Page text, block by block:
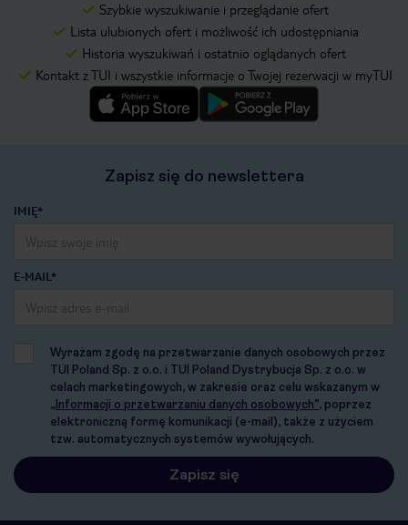
Szybkie wyszukiwanie i przeglądanie ofert
Lista ulubionych ofert i możliwość ich udostępniania
Historia wyszukiwań i ostatnio oglądanych ofert
Kontakt z TUI i wszystkie informacje o Twojej rezerwacji w myTUI
Zapisz się do newslettera
IMIĘ*
E-MAIL*
Wyrażam zgodę na przetwarzanie danych osobowych przez
TUI Poland Sp. z o.o. i TUI Poland Dystrybucja Sp. z o.o. w
celach marketingowych, w zakresie oraz celu wskazanym w
„Informacji o przetwarzaniu danych osobowych”, poprzez
elektroniczną formę komunikacji (e-mail), także z użyciem
tzw. automatycznych systemów wywołujących.